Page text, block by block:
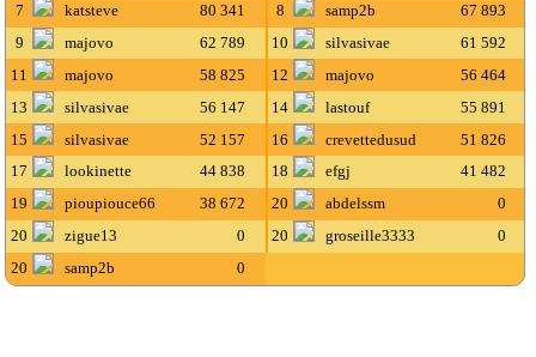
7
katsteve 80 341 8 samp2b
67 893
9
majovo 62 789 10 silvasivae
61 592
11
majovo 58 825 12 majovo
56 464
13
silvasivae 56 147 14 lastouf
55 891
15
silvasivae 52 157 16 crevettedusud
51 826
17
lookinette 44 838 18 efgj
41 482
19
pioupiouce66 38 672 20 abdelssm
0
20
zigue13 0 20 groseille3333
0
20
samp2b 0